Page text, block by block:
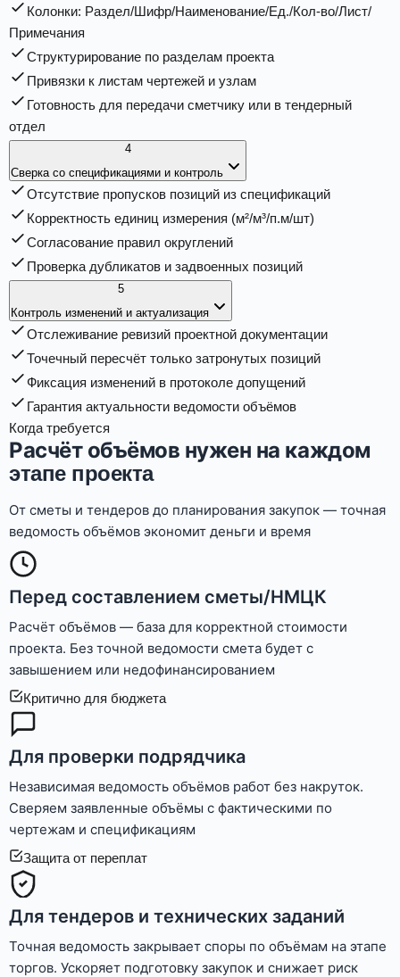
Колонки: Раздел/Шифр/Наименование/Ед./Кол-во/Лист/
Примечания
Структурирование по разделам проекта
Привязки к листам чертежей и узлам
Готовность для передачи сметчику или в тендерный
отдел
4
Сверка со спецификациями и контроль
Отсутствие пропусков позиций из спецификаций
Корректность единиц измерения (м²/м³/п.м/шт)
Согласование правил округлений
Проверка дубликатов и задвоенных позиций
5
Контроль изменений и актуализация
Отслеживание ревизий проектной документации
Точечный пересчёт только затронутых позиций
Фиксация изменений в протоколе допущений
Гарантия актуальности ведомости объёмов
Когда требуется
Расчёт объёмов нужен на каждом
этапе проекта
От сметы и тендеров до планирования закупок — точная
ведомость объёмов экономит деньги и время
Перед составлением сметы/НМЦК
Расчёт объёмов — база для корректной стоимости
проекта. Без точной ведомости смета будет с
завышением или недофинансированием
Критично для бюджета
Для проверки подрядчика
Независимая ведомость объёмов работ без накруток.
Сверяем заявленные объёмы с фактическими по
чертежам и спецификациям
Защита от переплат
Для тендеров и технических заданий
Точная ведомость закрывает споры по объёмам на этапе
торгов. Ускоряет подготовку закупок и снижает риск